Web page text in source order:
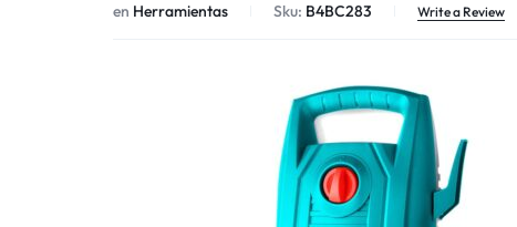
en Herramientas Sku: B4BC283 Write a Review